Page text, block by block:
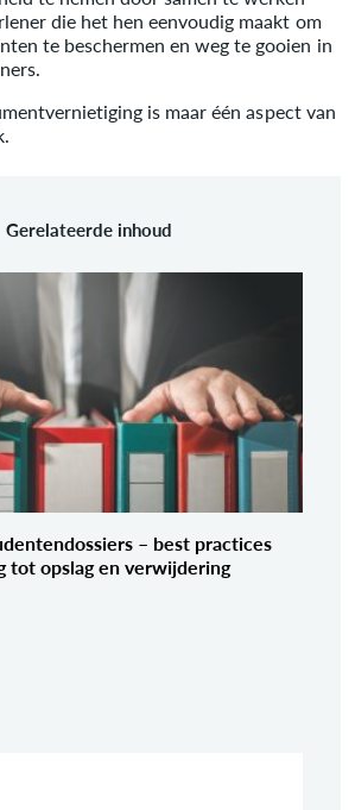
die het hen eenvoudig maakt om
te beschermen en weg te gooien in
is maar één aspect van
Gerelateerde inhoud
– best practices
tot opslag en verwijdering